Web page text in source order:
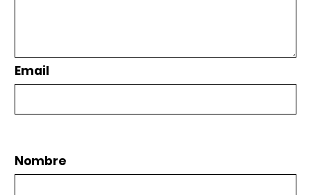
Email
Nombre